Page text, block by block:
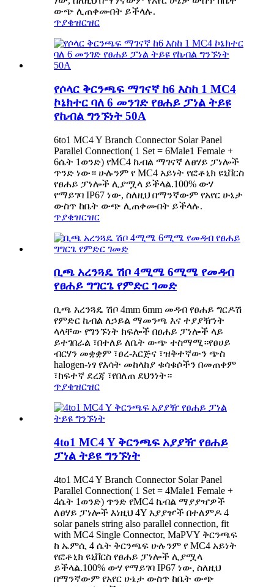
ውጭ ሊጠቀሙበት ይችላሉ.
ጥያቄዝርዝር
የሶላር ቅርንጫፍ ማገናኛ ከ6 እስከ 1 MC4
ኮኔክተር ባለ 6 መንገድ የፀሐይ ፓነል ትይዩ
የኬብል ግንኙነት 50A
6to1 MC4 Y Branch Connector Solar Panel
Parallel Connection( 1 Set = 6Male1 Female +
6ሴት 1ወንድ) የMC4 ኬብል ማገናኛ ለፀሃይ ፓነሎች
ጥንድ ነው። ሁሉንም የ MC4 አይነት የፎቶኒክ ዩኒቨርስ
የፀሐይ ፓነሎች ሊያሟላ ይችላል.100% ውሃ
የማይገባ IP67 ነው, ስለዚህ በማንኛውም የአየር ሁኔታ
ውስጥ ከቤት ውጭ ሊጠቀሙበት ይችላሉ.
ጥያቄዝርዝር
ቢጫ አረንጓዴ ሽቦ 4ሚሜ 6ሚሜ የመዳብ
የፀሐይ ግግርጌ የምድር ገመድ
ቢጫ አረንጓዴ ሽቦ 4mm 6mm መዳብ የፀሐይ ግርዶሽ
የምድር ኬብል ለኃይል ማመንጫ እና ተያያዥነት
ላላቸው የግንኙነት ክፍሎች በፀሐይ ፓነሎች ላይ
ይተገበራል ፣በተለይ ለቤት ውጭ ተስማሚ።የፀሀይ
ብርሃን መቋቋም ፣ፀረ-እርጅና ፣ዝቅተኛውን ጭስ
halogen-ነፃ የእሳት መከላከያ ቁሳቁሶችን በመጠቀም
፣ከፍተኛ ደረጃ ፣የበለጠ ደህንነት።
ጥያቄዝርዝር
4to1 MC4 Y ቅርንጫፍ አያያዥ የፀሐይ
ፓነል ትይዩ ግንኙነት
4to1 MC4 Y Branch Connector Solar Panel
Parallel Connection( 1 Set = 4Male1 Female +
4ሴት 1ወንድ) ጥንድ የMC4 ኬብል ማያያዣዎች
ለፀሃይ ፓነሎች እነዚህ 4Y አያያዦች በተለምዶ 4
solar panels string also parallel connection, fit
with MC4 Single Connector, MaPVY ቅርንጫፍ
ከ ኤምሲ 4 ሴት ቅርንጫፍ ሁሉንም የ MC4 አይነት
የፎቶኒክ ዩኒቨርስ የፀሐይ ፓነሎች ሊያሟላ
ይችላል.100% ውሃ የማይገባ IP67 ነው, ስለዚህ
በማንኛውም የአየር ሁኔታ ውስጥ ከቤት ውጭ